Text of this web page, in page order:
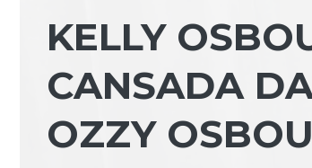
KELLY
CANSADA
OZZY